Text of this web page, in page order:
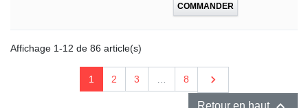
COMMANDER
Affichage 1-12 de 86 article(s)
1 2 3 8 Suivant

Retour en haut